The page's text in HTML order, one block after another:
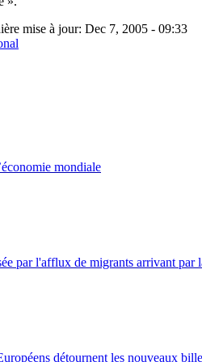
mise à jour: Dec 7, 2005 - 09:33
mondiale
par l'afflux de migrants arrivant par
détournent les nouveaux